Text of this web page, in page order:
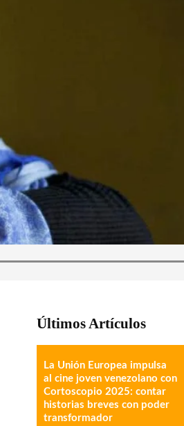
Últimos Artículos
La Unión Europea impulsa
al cine joven venezolano con
Cortoscopio 2025: contar
historias breves con poder
transformador